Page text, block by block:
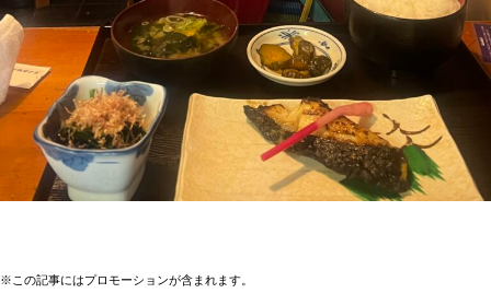
※この記事にはプロモーションが含まれます。